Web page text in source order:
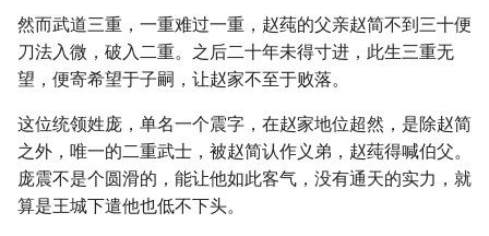
然而武道三重，一重难过一重，赵莼的父亲赵简不到三十便
刀法入微，破入二重。之后二十年未得寸进，此生三重无
望，便寄希望于子嗣，让赵家不至于败落。
这位统领姓庞，单名一个震字，在赵家地位超然，是除赵简
之外，唯一的二重武士，被赵简认作义弟，赵莼得喊伯父。
庞震不是个圆滑的，能让他如此客气，没有通天的实力，就
算是王城下遣他也低不下头。